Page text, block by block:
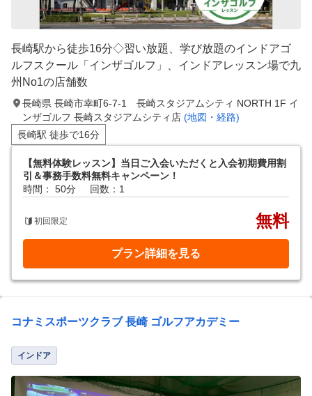
長崎駅から徒歩16分◇習い放題、学び放題のインドアゴ
ルフスクール「インザゴルフ」、インドアレッスン場で九
州No1の店舗数
長崎県 長崎市幸町6-7-1 長崎スタジアムシティ NORTH 1F イ
ンザゴルフ 長崎スタジアムシティ店 (地図・経路)
長崎駅 徒歩で16分
【無料体験レッスン】当日ご入会いただくと入会初期費用割
引＆事務手数料無料キャンペーン！
時間： 50分
回数：1
初回限定 無料
プラン詳細を見る
コナミスポーツクラブ 長崎 ゴルフアカデミー
インドア